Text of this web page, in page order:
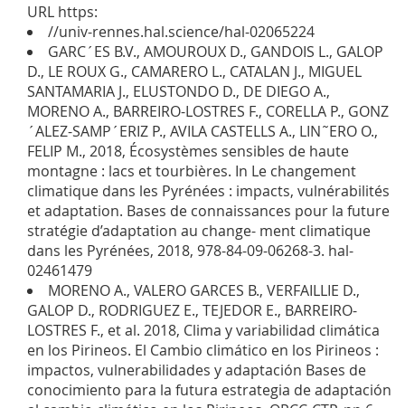
URL https:
//univ-rennes.hal.science/hal-02065224
GARC´ES B.V., AMOUROUX D., GANDOIS L., GALOP
D., LE ROUX G., CAMARERO L., CATALAN J., MIGUEL
SANTAMARIA J., ELUSTONDO D., DE DIEGO A.,
MORENO A., BARREIRO-LOSTRES F., CORELLA P., GONZ
´ALEZ-SAMP´ERIZ P., AVILA CASTELLS A., LIN˜ERO O.,
FELIP M., 2018, Écosystèmes sensibles de haute
montagne : lacs et tourbières. In Le changement
climatique dans les Pyrénées : impacts, vulnérabilités
et adaptation. Bases de connaissances pour la future
stratégie d’adaptation au change- ment climatique
dans les Pyrénées, 2018, 978-84-09-06268-3. hal-
02461479
MORENO A., VALERO GARCES B., VERFAILLIE D.,
GALOP D., RODRIGUEZ E., TEJEDOR E., BARREIRO-
LOSTRES F., et al. 2018, Clima y variabilidad climática
en los Pirineos. El Cambio climático en los Pirineos :
impactos, vulnerabilidades y adaptación Bases de
conocimiento para la futura estrategia de adaptación